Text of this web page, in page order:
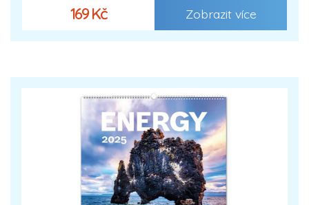
169 Kč Zobrazit více